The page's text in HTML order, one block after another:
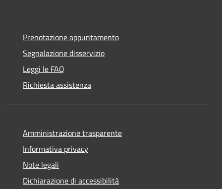
Prenotazione appuntamento
Segnalazione disservizio
Leggi le FAQ
Richiesta assistenza
Amministrazione trasparente
Informativa privacy
Note legali
Dichiarazione di accessibilità